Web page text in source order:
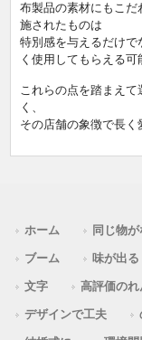
布製品の素材にもこ
施されたものは
特別感を与えるだけ
く使用してもらえる可
これらの点を踏まえ
く、
その店舗の象徴で長く
ホーム 同じ物
ブーム 味が出る
文字 高評価のれ
デザインで工夫